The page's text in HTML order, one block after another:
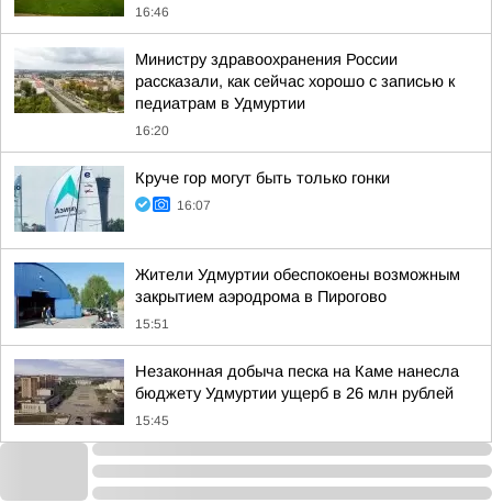
16:46
Министру здравоохранения России
рассказали, как сейчас хорошо с записью к
педиатрам в Удмуртии
16:20
Круче гор могут быть только гонки
16:07
Жители Удмуртии обеспокоены возможным
закрытием аэродрома в Пирогово
15:51
Незаконная добыча песка на Каме нанесла
бюджету Удмуртии ущерб в 26 млн рублей
15:45